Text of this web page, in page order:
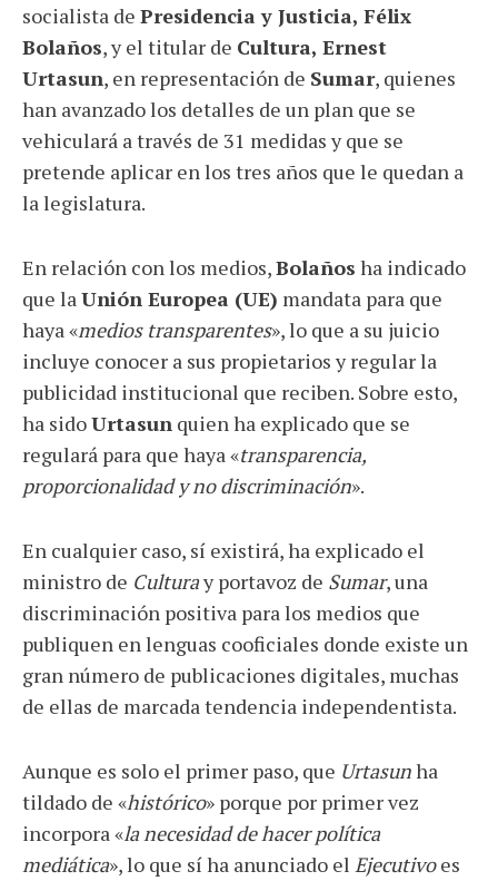
socialista de Presidencia y Justicia, Félix
Bolaños, y el titular de Cultura, Ernest
Urtasun, en representación de Sumar, quienes
han avanzado los detalles de un plan que se
vehiculará a través de 31 medidas y que se
pretende aplicar en los tres años que le quedan a
la legislatura.
En relación con los medios,Bolaños ha indicado
que laUnión Europea (UE) mandata para que
haya «medios transparentes», lo que a su juicio
incluye conocer a sus propietarios y regular la
publicidad institucional que reciben. Sobre esto,
ha sidoUrtasun quien ha explicado que se
regulará para que haya «transparencia,
proporcionalidad y no discriminación».
En cualquier caso, sí existirá, ha explicado el
ministro de Culturay portavoz de Sumar, una
discriminación positiva para los medios que
publiquen en lenguas cooficiales donde existe un
gran número de publicaciones digitales, muchas
de ellas de marcada tendencia independentista.
Aunque es solo el primer paso, que Urtasunha
tildado de «histórico» porque por primer vez
incorpora «la necesidad de hacer política
mediática», lo que sí ha anunciado el Ejecutivoes